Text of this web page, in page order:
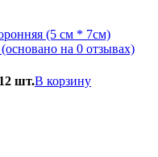
(5 см * 7см)
(основано на 0 отзывах)
шт.В корзину